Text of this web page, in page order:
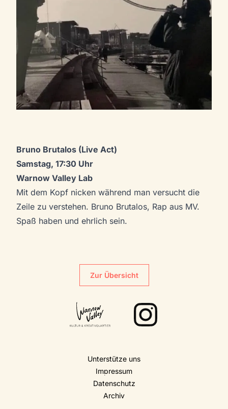
Bruno Brutalos (Live Act)
Samstag, 17:30 Uhr
Warnow Valley Lab
Mit dem Kopf nicken während man versucht die
Zeile zu verstehen. Bruno Brutalos, Rap aus MV.
Spaß haben und ehrlich sein.
Zur Übersicht
Unterstütze uns
Impressum
Datenschutz
Archiv